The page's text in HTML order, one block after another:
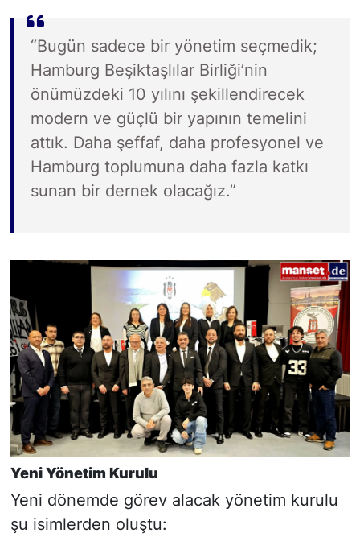
“Bugün sadece bir yönetim seçmedik;
Hamburg Beşiktaşlılar Birliği’nin
önümüzdeki 10 yılını şekillendirecek
modern ve güçlü bir yapının temelini
attık. Daha şeffaf, daha profesyonel ve
Hamburg toplumuna daha fazla katkı
sunan bir dernek olacağız.”
Yeni Yönetim Kurulu
Yeni dönemde görev alacak yönetim kurulu
şu isimlerden oluştu: